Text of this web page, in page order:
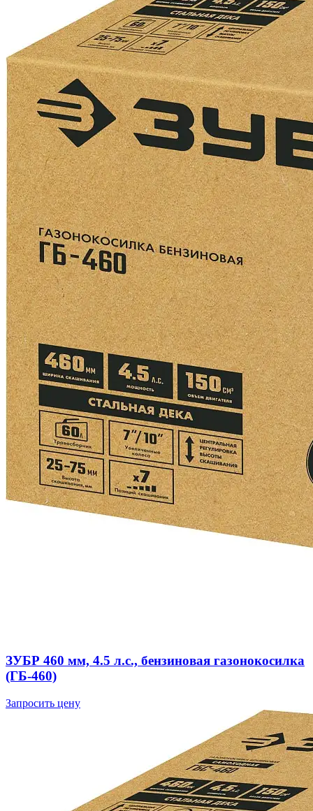
ЗУБР 460 мм, 4.5 л.с., бензиновая газонокосилка
(ГБ-460)
Запросить цену